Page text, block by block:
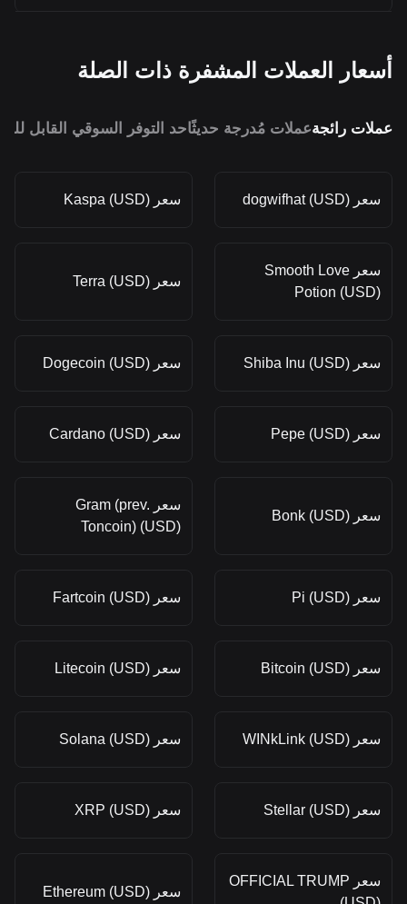
أسعار العملات المشفرة ذات الصلة
عملات رائجةعملات مُدرجة حديثًاحد التوفر السوقي القابل
سعر dogwifhat (USD) سعر Kaspa (USD)
سعر Smooth Love
Potion (USD)
سعر Terra (USD)
سعر Shiba Inu (USD) سعر Dogecoin (USD)
سعر Pepe (USD) سعر Cardano (USD)
سعر Bonk (USD)
سعر Gram (prev.
Toncoin) (USD)
سعر Pi (USD) سعر Fartcoin (USD)
سعر Bitcoin (USD) سعر Litecoin (USD)
سعر WINkLink (USD) سعر Solana (USD)
سعر Stellar (USD) سعر XRP (USD)
سعر OFFICIAL TRUMP
سعر Ethereum (USD)